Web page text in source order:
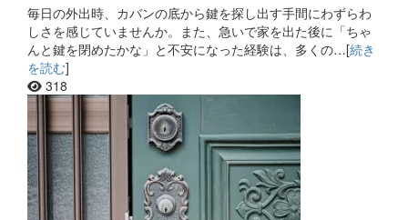
毎日の外出時、カバンの底から鍵を探し出す手間にわずらわ
しさを感じていませんか。また、急いで家を出た後に「ちゃ
んと鍵を閉めたかな」と不安になった経験は、多くの…[続き
を読む]
318